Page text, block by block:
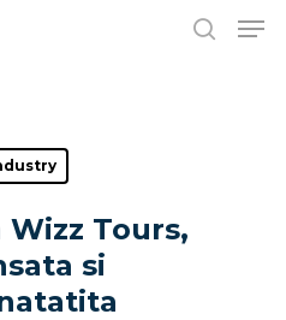
ESC to close
Tours,
si